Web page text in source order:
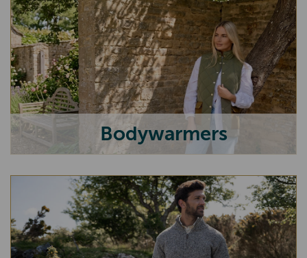
Honden Accessoires
Parfum
MERKEN
Dubarry
Barbour
John Partridge
Hunter Outdoor
Johnstons / Scots Regal
Scippis
Bodywarmers